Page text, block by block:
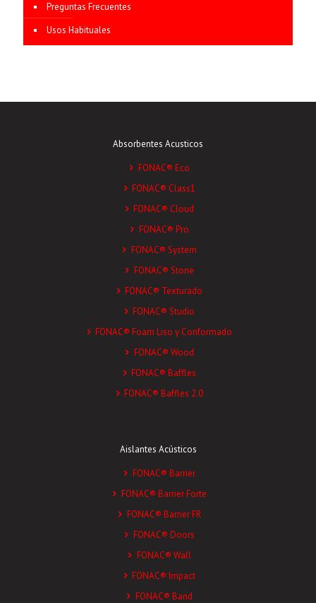
Preguntas Frecuentes
Usos Habituales
Absorbentes Acusticos
FONAC® Eco
FONAC® Class1
FONAC® Cloud
FONAC® Pro
FONAC® System
FONAC® Stone
FONAC® Texturado
FONAC® Studio
FONAC® Foam Liso y Conformado
FONAC® Wood
FONAC® Baffles
FONAC® Baffles 2.0
Aislantes Acústicos
FONAC® Barrier
FONAC® Barrier Forte
FONAC® Barrier FR
FONAC® Doors
FONAC® Wall
FONAC® Impact
FONAC® Band